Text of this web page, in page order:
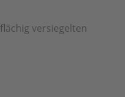
versiegelten